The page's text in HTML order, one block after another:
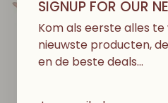
SIGNUP FOR OUR
Kom als eerste alles
nieuwste producten,
en de beste deals…